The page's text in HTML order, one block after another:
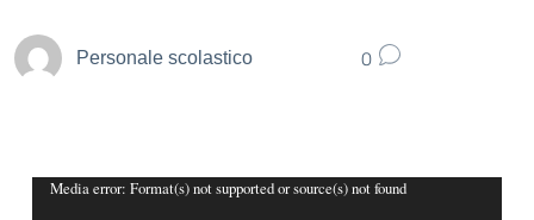
Personale scolastico 0
Video
Media error: Format(s) not supported or source(s) not found